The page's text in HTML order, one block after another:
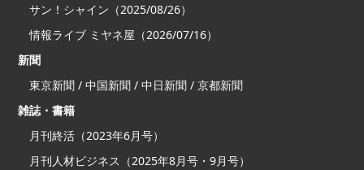
サン！シャイン（2025/08/26）
情報ライブ ミヤネ屋（2026/07/16）
新聞
東京新聞 / 中国新聞 / 中日新聞 / 京都新聞
雑誌・書籍
月刊終活（2023年6月号）
月刊人材ビジネス（2025年8月号・9月号）